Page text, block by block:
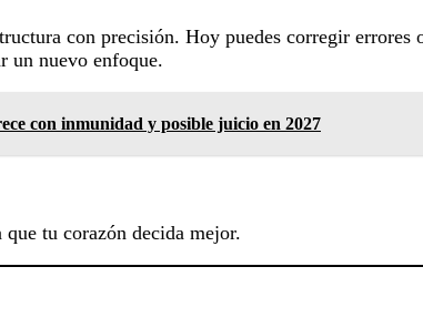
con precisión. Hoy puedes corregir
un nuevo enfoque.
con inmunidad y posible juicio en 2027
que tu corazón decida mejor.